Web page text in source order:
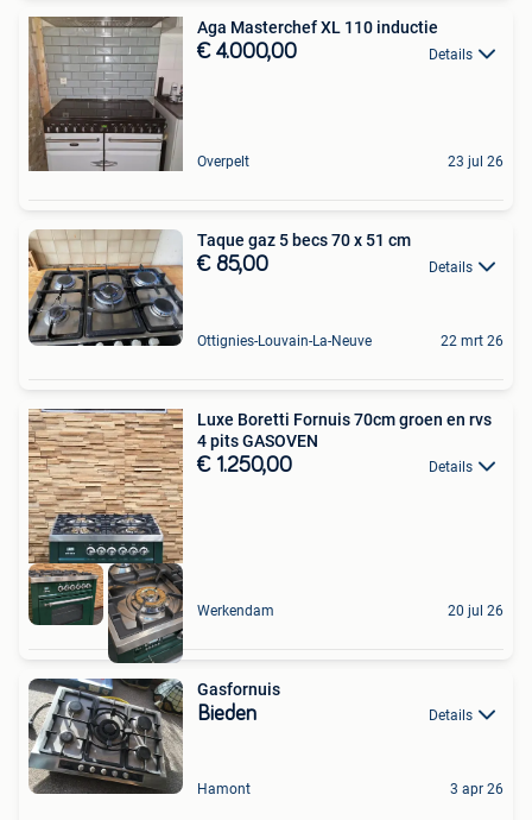
Aga Masterchef XL 110 inductie
€ 4.000,00 Details
Overpelt 23 jul 26
Taque gaz 5 becs 70 x 51 cm
€ 85,00 Details
Ottignies-Louvain-La-Neuve 22 mrt 26
Luxe Boretti Fornuis 70cm groen en rvs
4 pits GASOVEN
€ 1.250,00 Details
Werkendam 20 jul 26
Gasfornuis
Bieden Details
Hamont 3 apr 26